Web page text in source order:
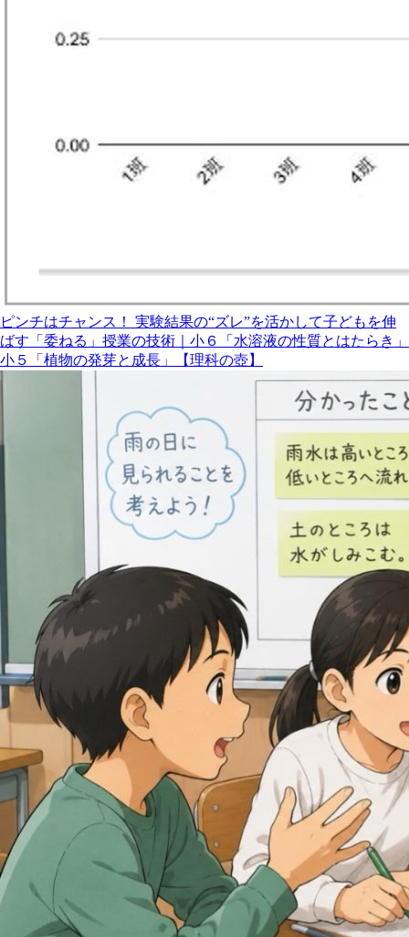
ピンチはチャンス！ 実験結果の“ズレ”を活かして子どもを伸
ばす「委ねる」授業の技術｜小６「水溶液の性質とはたらき」
小５「植物の発芽と成長」【理科の壺】